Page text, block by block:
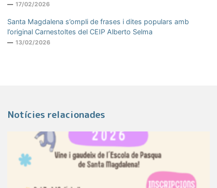
17/02/2026
Santa Magdalena s’ompli de frases i dites populars amb
l’original Carnestoltes del CEIP Alberto Selma
13/02/2026
Notícies relacionades